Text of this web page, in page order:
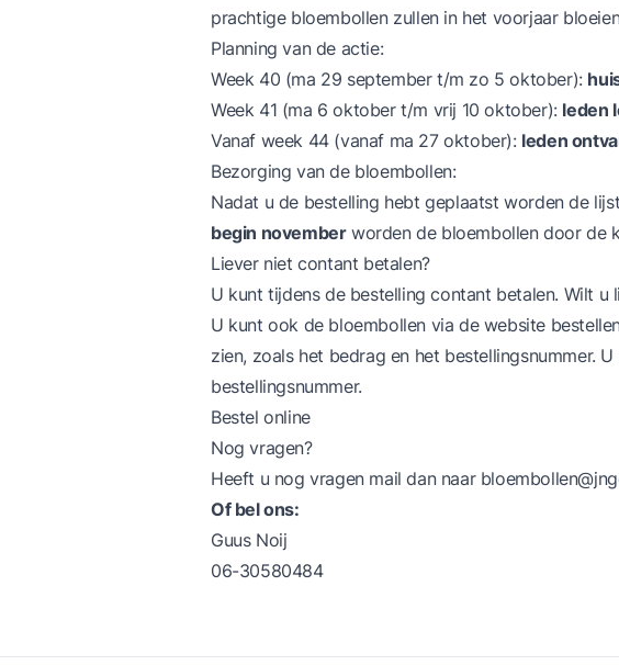
prachtige bloembollen zullen in het voorjaar
Planning van de actie:
Week 40 (ma 29 september t/m zo 5 oktober):
Week 41 (ma 6 oktober t/m vrij 10 oktober): leden
Vanaf week 44 (vanaf ma 27 oktober): leden
Bezorging van de bloembollen:
Nadat u de bestelling hebt geplaatst worden de
begin novemberworden de bloembollen door de
Liever niet contant betalen?
U kunt tijdens de bestelling contant betalen. Wilt u
U kunt ook de bloembollen via de website
zien, zoals het bedrag en het bestellingsnummer.
bestellingsnummer.
Bestel online
Nog vragen?
Heeft u nog vragen mail dan naar
Of bel ons:
Guus Noij
06-30580484